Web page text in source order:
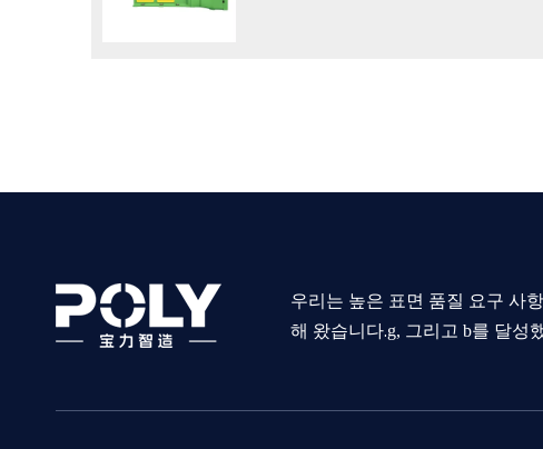
우리는 높은 표면 품질 요구 사
해 왔습니다.g, 그리고 b를 달성